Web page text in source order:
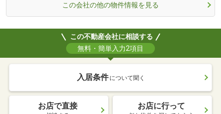
この会社の他の物件情報を見る
この不動産会社に相談する
無料・簡単入力2項目
入居条件 について聞く
お店で直接 お店に行って